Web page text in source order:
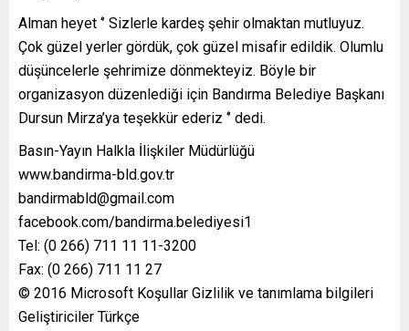
Alman heyet ‘’ Sizlerle kardeş şehir olmaktan mutluyuz.
Çok güzel yerler gördük, çok güzel misafir edildik. Olumlu
düşüncelerle şehrimize dönmekteyiz. Böyle bir
organizasyon düzenlediği için Bandırma Belediye Başkanı
Dursun Mirza’ya teşekkür ederiz ‘’ dedi.
Basın-Yayın Halkla İlişkiler Müdürlüğü
www.bandirma-bld.gov.tr
bandirmabld@gmail.com
facebook.com/bandirma.belediyesi1
Tel: (0 266) 711 11 11-3200
Fax: (0 266) 711 11 27
© 2016 Microsoft Koşullar Gizlilik ve tanımlama bilgileri
Geliştiriciler Türkçe